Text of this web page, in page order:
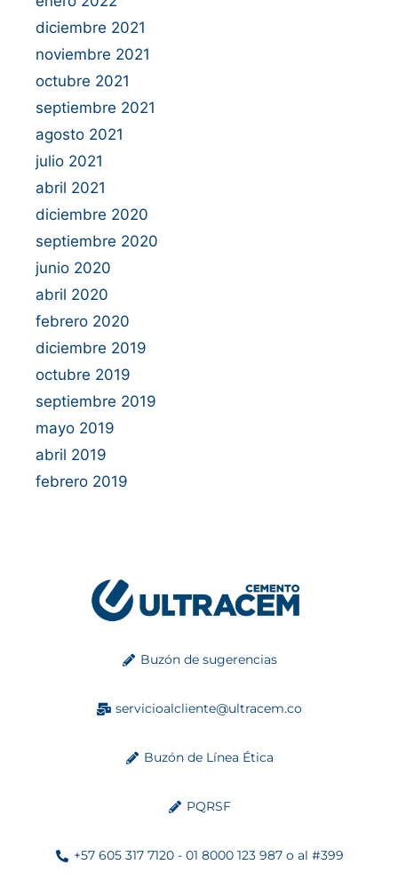
diciembre 2021
noviembre 2021
octubre 2021
septiembre 2021
agosto 2021
julio 2021
abril 2021
diciembre 2020
septiembre 2020
junio 2020
abril 2020
febrero 2020
diciembre 2019
octubre 2019
septiembre 2019
mayo 2019
abril 2019
febrero 2019
Buzón de sugerencias
servicioalcliente@ultracem.co
Buzón de Línea Ética
PQRSF
+57 605 317 7120 - 01 8000 123 987 o al #399